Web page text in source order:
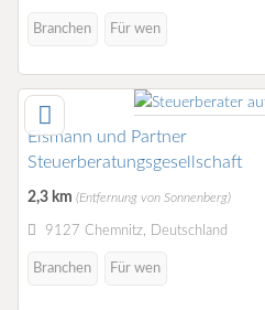
Branchen Für wen
Eismann und Partner
Steuerberatungsgesellschaft
2,3 km (Entfernung von Sonnenberg)
9127 Chemnitz, Deutschland
Branchen Für wen